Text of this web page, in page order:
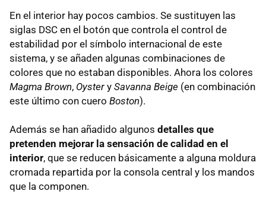
En el interior hay pocos cambios. Se sustituyen las
siglas DSC en el botón que controla el control de
estabilidad por el símbolo internacional de este
sistema, y se añaden algunas combinaciones de
colores que no estaban disponibles. Ahora los colores
Magma Brown, Oyster y Savanna Beige (en combinación
este último con cuero Boston).
Además se han añadido algunos detalles que
pretenden mejorar la sensación de calidad en el
interior, que se reducen básicamente a alguna moldura
cromada repartida por la consola central y los mandos
que la componen.